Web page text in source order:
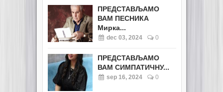
ПРЕДСТАВЉАМО
ВАМ ПЕСНИКА
Мирка...
dec 03, 2024 0
ПРЕДСТАВЉАМО
ВАМ СИМПАТИЧНУ...
sep 16, 2024 0